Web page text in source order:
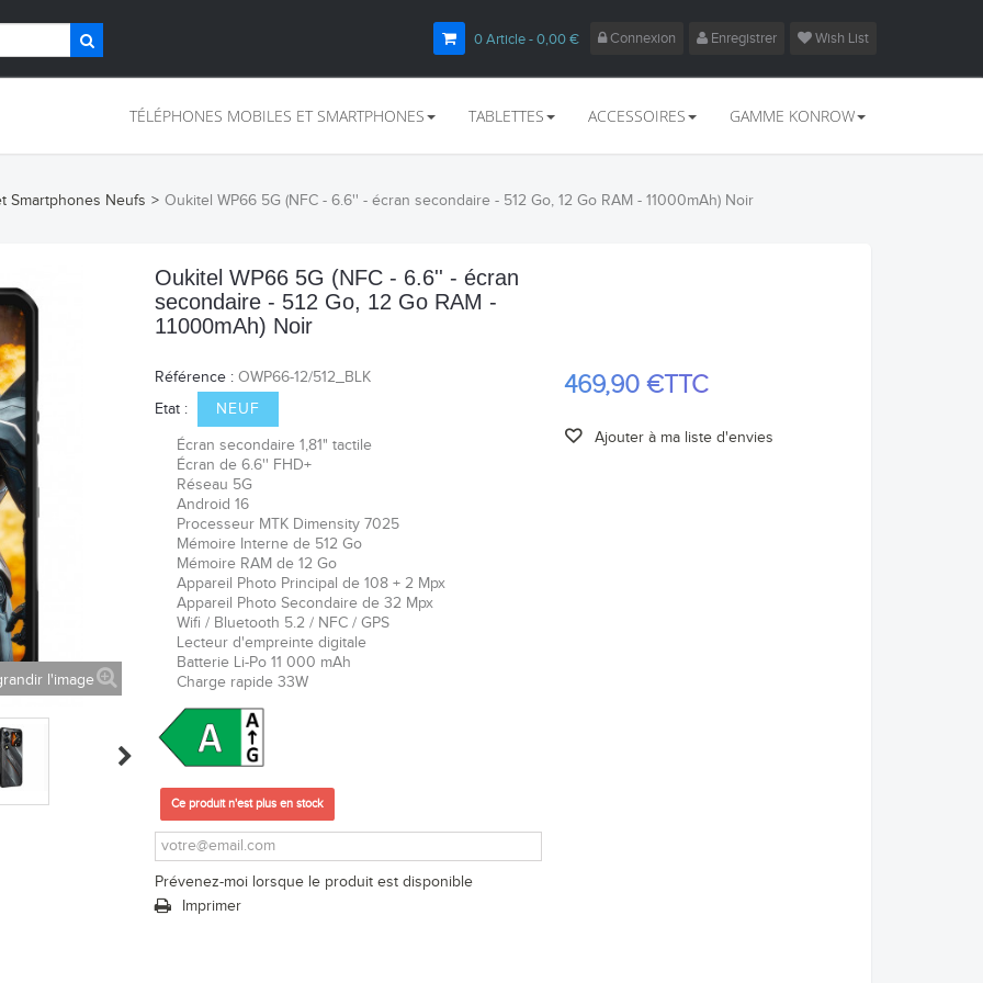
Connexion Enregistrer Wish List
0Article- 0,00 €
TÉLÉPHONES MOBILES ET SMARTPHONES TABLETTES ACCESSOIRES GAMME KONROW
Smartphones Neufs > Oukitel WP66 5G (NFC - 6.6'' - écran secondaire - 512 Go, 12 Go RAM - 11000mAh) Noir
l'image
Oukitel WP66 5G (NFC - 6.6'' - écran
secondaire - 512 Go, 12 Go RAM -
11000mAh) Noir
Référence : OWP66-12/512_BLK
Etat :
NEUF
Écran secondaire 1,81" tactile
Écran de 6.6'' FHD+
Réseau 5G
Android 16
Processeur MTK Dimensity 7025
Mémoire Interne de 512 Go
Mémoire RAM de 12 Go
Appareil Photo Principal de 108 + 2 Mpx
Appareil Photo Secondaire de 32 Mpx
Wifi / Bluetooth 5.2 / NFC / GPS
Lecteur d'empreinte digitale
Batterie Li-Po 11 000 mAh
Charge rapide 33W
Ce produit n'est plus en stock
Prévenez-moi lorsque le produit est disponible
Imprimer
469,90 €TTC
Ajouter à ma liste d'envies